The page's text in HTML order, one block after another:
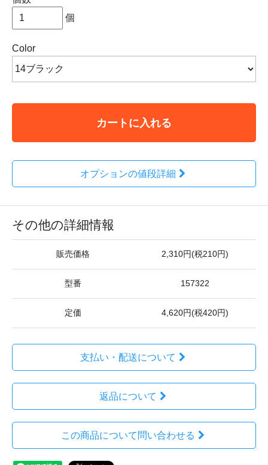
個
Color
カートに入れる
オプションの値段詳細
その他の詳細情報
販売価格 2,310円(税210円)
型番 157322
定価 4,620円(税420円)
支払い・配送について
返品について
この商品について問い合わせる